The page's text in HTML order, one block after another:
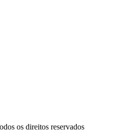
os direitos reservados